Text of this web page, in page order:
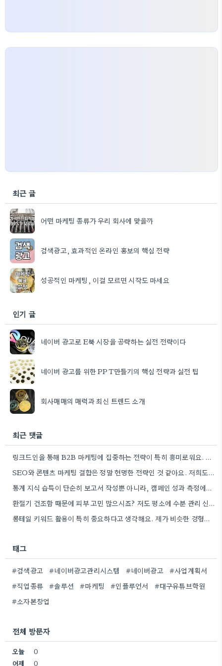
최근 글
어떤 마케팅 종류가 우리 회사에 맞을까
검색광고, 효과적인 온라인 홍보의 핵심 전략
성공적인 마케팅, 이걸 모르면 시작도 마세요
인기 글
네이버 광고로 E북 시장을 공략하는 실전 전략이다
네이버 광고를 위한 PPT만들기의 핵심 전략과 실전 팁
회사매매의 매력과 최신 트렌드 소개
최근 댓글
링크드인을 통해 B2B 마케팅에 집중하는 전략이 특히 흥미로워요. 저희 회사도 유사한 솔루션을 제공하다 보니, 네트워크…
SEO와 콘텐츠 마케팅 결합은 정말 현명한 전략인 것 같아요. 저희도 비슷한 방식으로 블로그를 운영하고 있는데,…
통계 지식 습득이 단순히 보고서 작성뿐 아니라, 캠페인 성과 측정에도 도움이 된다니 흥미롭네요.
환절기 건조함 때문에 피부 고민 많으시죠? 저도 평소에 수분 관리 신경 쓰느라 시간 오래 뺏깁니다.
롱테일 키워드 활용이 특히 중요하다고 생각해요. 제가 비슷한 경험을 할 때, 너무 일반적인 키워드에 집중했더니…
태그
#검색광고 #네이버광고관리시스템 #네이버광고
#사업계획서
#직업종류
#솔루션 #마케팅 #인플루언서
#대구유튜브학원
#소자본창업
전체 방문자
오늘
0
어제
0